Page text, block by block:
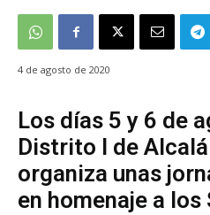
4 de agosto de 2020
Los días 5 y 6 de
Distrito I de
organiza unas
en homenaje a